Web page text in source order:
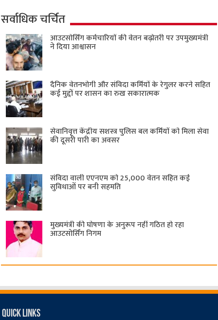
सर्वाधिक चर्चित
आउटसोर्सिंग कर्मचारियों की वेतन बढ़ोतरी पर उपमुख्यमंत्री
ने दिया आश्वासन
दैनिक वेतनभोगी और संविदा कर्मियों के रेगुलर करने सहित
कई मुद्दों पर शासन का रुख सकारात्मक
सेवानिवृत्त केंद्रीय सशस्त्र पुलिस बल ​कर्मियों को मिला सेवा
की दूसरी पारी का अवसर
संविदा वाली एएनएम को 25,000 वेतन सहित कई
सुविधाओं पर बनी सहमति
मुख्यमंत्री की घोषणा के अनुरूप नहीं गठित हो रहा
आउटसोर्सिंग निगम
Quick Links